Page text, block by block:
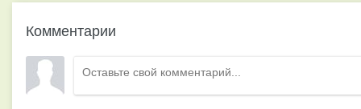
Комментарии